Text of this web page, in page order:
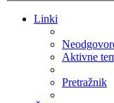
Linki
Aktivne
Pretražnik